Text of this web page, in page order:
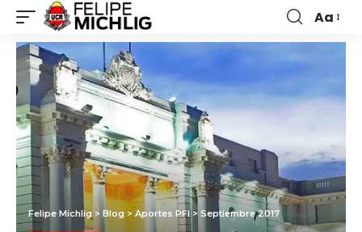
Aa
Felipe Michlig > Blog > Aportes PFI> Septiembre 2017